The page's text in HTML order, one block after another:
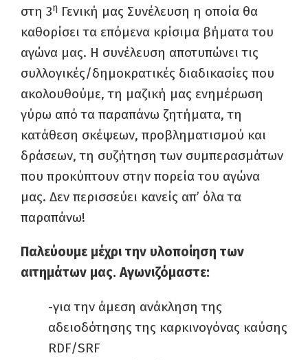
στη 3η Γενική μας Συνέλευση η οποία θα
καθορίσει τα επόμενα κρίσιμα βήματα του
αγώνα μας. Η συνέλευση αποτυπώνει τις
συλλογικές/δημοκρατικές διαδικασίες που
ακολουθούμε, τη μαζική μας ενημέρωση
γύρω από τα παραπάνω ζητήματα, τη
κατάθεση σκέψεων, προβληματισμού και
δράσεων, τη συζήτηση των συμπερασμάτων
που προκύπτουν στην πορεία του αγώνα
μας. Δεν περισσεύει κανείς απ’ όλα τα
παραπάνω!
Παλεύουμε μέχρι την υλοποίηση των
αιτημάτων μας. Αγωνιζόμαστε:
-για την άμεση ανάκληση της
αδειοδότησης της καρκινογόνας καύσης
RDF/SRF